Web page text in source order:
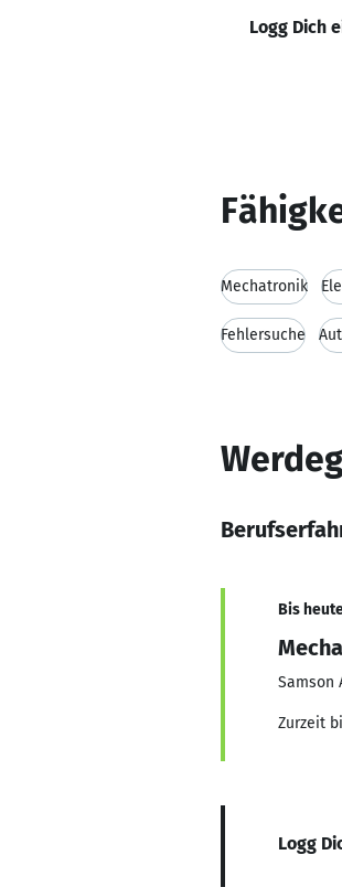
Logg Dich
Mechatronik
Fehlersuche
Bis
Samson
Zurzeit
Logg